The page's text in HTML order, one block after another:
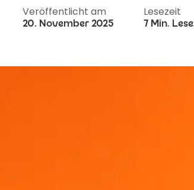
Veröffentlicht am
20. November 2025
Lesezeit
7 Min.